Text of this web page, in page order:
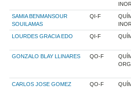
SAMIA BENMANSOUR
SOUILAMAS
QI-F
LOURDES GRACIA EDO QI-F
GONZALO BLAY LLINARES QO-F
CARLOS JOSE GOMEZ
QO-F